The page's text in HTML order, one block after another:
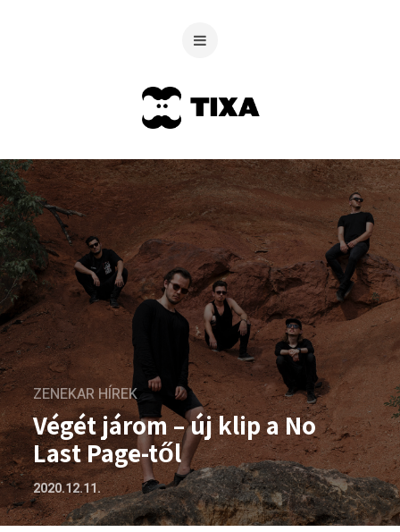
ZENEKAR HÍREK
Végét járom – új klip a No
Last Page-től
2020.12.11.